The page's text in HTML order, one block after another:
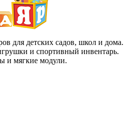
для детских садов, школ и дома.
и спортивный инвентарь.
и мягкие модули.